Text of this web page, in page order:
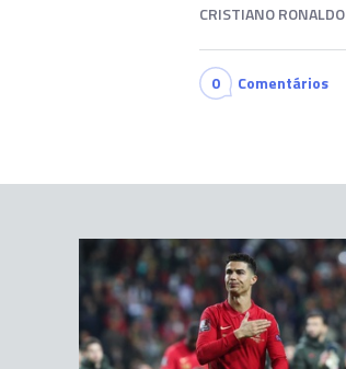
CRISTIANO RONALDO
0 Comentários